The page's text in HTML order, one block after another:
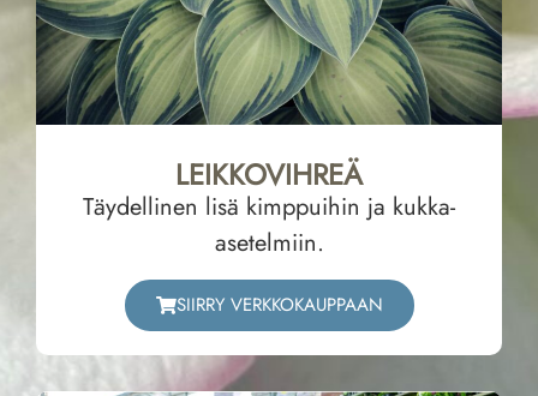
LEIKKOVIHREÄ
Täydellinen lisä kimppuihin ja kukka-
asetelmiin.
SIIRRY VERKKOKAUPPAAN